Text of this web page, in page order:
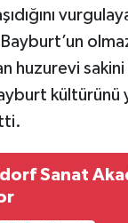
sakini
kültürünü
Sanat